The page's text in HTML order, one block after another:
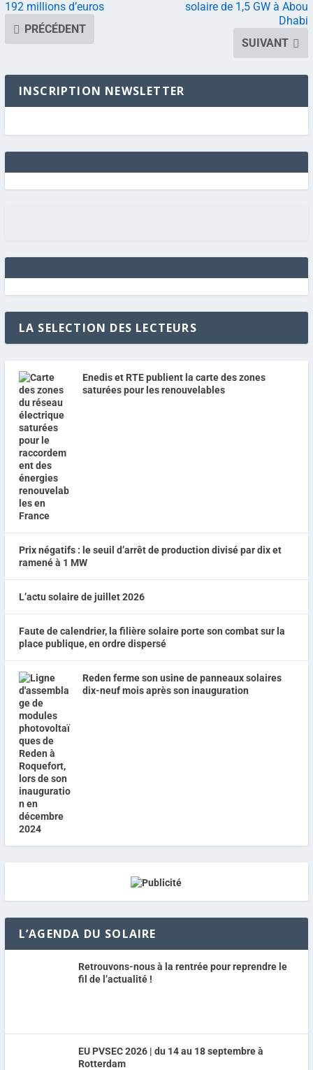
192 millions d’euros
PRÉCÉDENT
solaire de 1,5 GW à Abou
Dhabi
SUIVANT
INSCRIPTION NEWSLETTER
LA SELECTION DES LECTEURS
Enedis et RTE publient la carte des zones
saturées pour les renouvelables
Prix négatifs : le seuil d’arrêt de production divisé par dix et
ramené à 1 MW
L’actu solaire de juillet 2026
Faute de calendrier, la filière solaire porte son combat sur la
place publique, en ordre dispersé
Reden ferme son usine de panneaux solaires
dix-neuf mois après son inauguration
L’AGENDA DU SOLAIRE
Retrouvons-nous à la rentrée pour reprendre le
fil de l’actualité !
EU PVSEC 2026 | du 14 au 18 septembre à
Rotterdam